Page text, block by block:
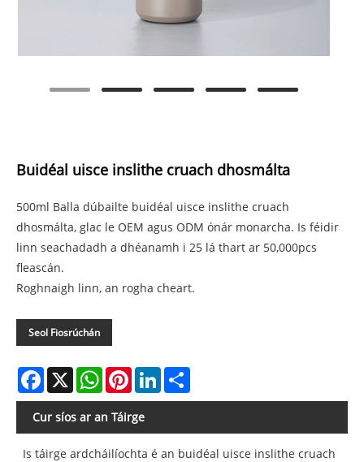
Buidéal uisce inslithe cruach dhosmálta
500ml Balla dúbailte buidéal uisce inslithe cruach
dhosmálta, glac le OEM agus ODM ónár monarcha. Is féidir
linn seachadadh a dhéanamh i 25 lá thart ar 50,000pcs
fleascán.
Roghnaigh linn, an rogha cheart.
Seol Fiosrúchán
Facebook
X WhatsAppPinterestLinkedIn
Cur síos ar an Táirge
Is táirge ardcháilíochta é an buidéal uisce inslithe cruach